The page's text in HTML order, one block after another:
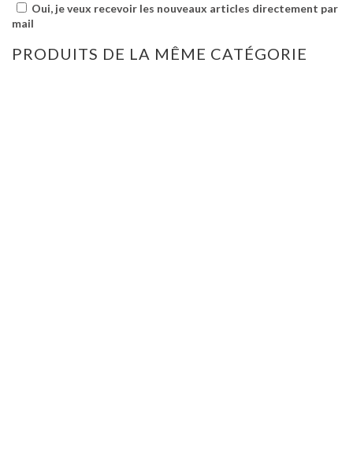
Oui, je veux recevoir les nouveaux articles directement par
mail
PRODUITS DE LA MÊME CATÉGORIE